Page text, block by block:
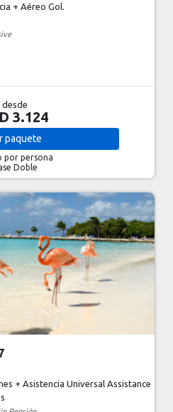
+ Aéreo Gol.
desde
3.124
paquete
por persona
Doble
+ Asistencia Universal Assistance